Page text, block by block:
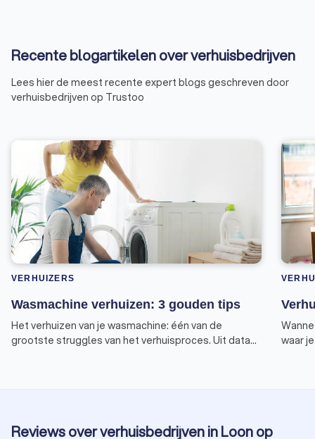
Recente blogartikelen over verhuisbedrijven
Lees hier de meest recente expert blogs geschreven door
verhuisbedrijven op Trustoo
VERHUIZERS
Wasmachine verhuizen: 3 gouden tips
Het verhuizen van je wasmachine: één van de
grootste struggles van het verhuisproces. Uit data
binnen) tillen. Maar hoe doe je dat met een zwaar en
waar
Reviews over verhuisbedrijven in Loon op